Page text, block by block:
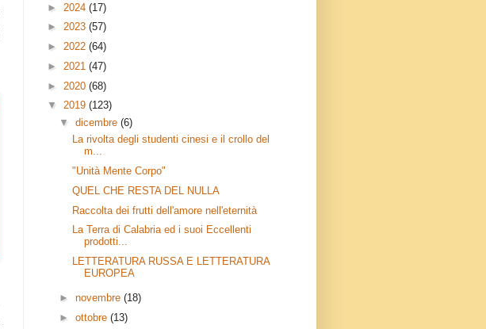
► 2024 (17)
► 2023 (57)
► 2022 (64)
► 2021 (47)
► 2020 (68)
▼ 2019 (123)
▼dicembre(6)
La rivolta degli studenti cinesi e il crollo del
m...
"Unità Mente Corpo"
QUEL CHE RESTA DEL NULLA
Raccolta dei frutti dell'amore nell'eternità
La Terra di Calabria ed i suoi Eccellenti
prodotti...
LETTERATURA RUSSA E LETTERATURA
EUROPEA
►novembre(18)
►ottobre(13)